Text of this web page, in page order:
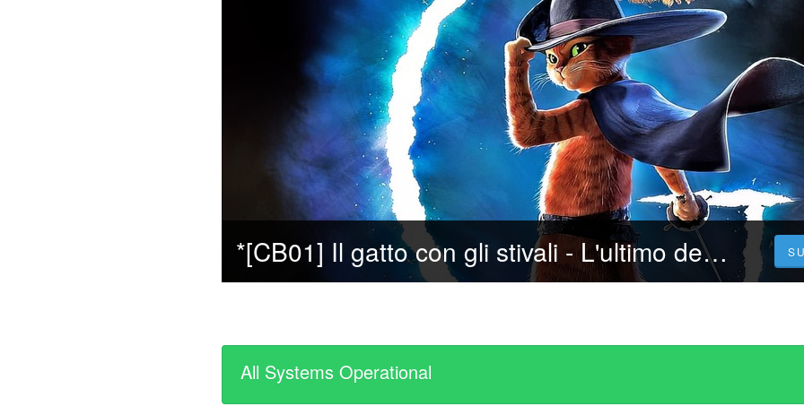
*[CB01] Il gatto con gli stivali - L'ultimo desiderio [[2022]] Streaming (ITA) AΙtadefinizione Gratis
All Systems Operational